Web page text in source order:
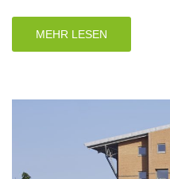
MEHR LESEN